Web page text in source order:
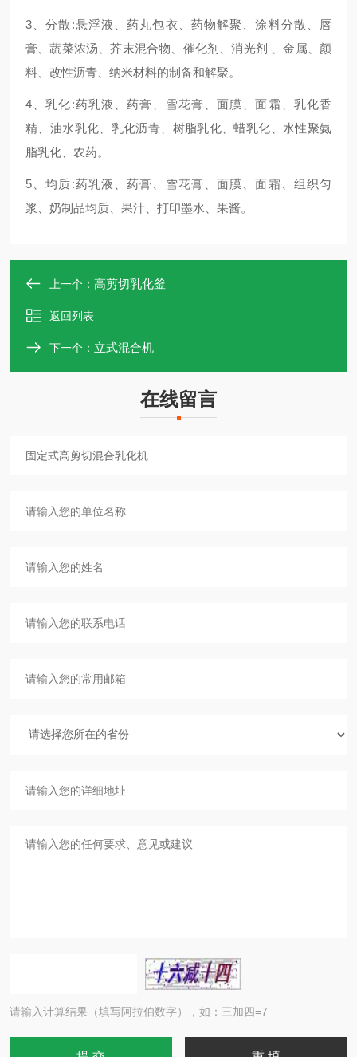
3、分散:悬浮液、药丸包衣、药物解聚、涂料分散、唇
膏、蔬菜浓汤、芥末混合物、催化剂、消光剂 、金属、颜
料、改性沥青、纳米材料的制备和解聚。
4、乳化:药乳液、药膏、雪花膏、面膜、面霜、乳化香
精、油水乳化、乳化沥青、树脂乳化、蜡乳化、水性聚氨
脂乳化、农药。
5、均质:药乳液、药膏、雪花膏、面膜、面霜、组织匀
浆、奶制品均质、果汁、打印墨水、果酱。
上一个： 高剪切乳化釜
返回列表
下一个： 立式混合机
在线留言
请输入计算结果（填写阿拉伯数字），如：三加四=7